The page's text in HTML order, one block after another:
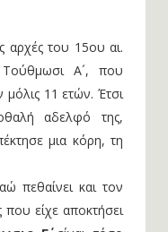
αρχές του 15ου αι.
Α´, που
μόλις 11 ετών. Έτσι
αδελφό της,
μια κόρη, τη
πεθαίνει και τον
είχε αποκτήσει